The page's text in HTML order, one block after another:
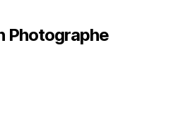
Photographe